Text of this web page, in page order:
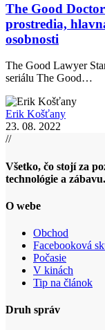
The Good
prostredia,
osobnosti
The Good Lawyer
seriálu The Good…
Erik Košťany
23. 08. 2022
//
Všetko, čo stojí za
technológie a zábavu.
O webe
Obchod
Facebooková
Počasie
V kinách
Tip na článok
Druh správ